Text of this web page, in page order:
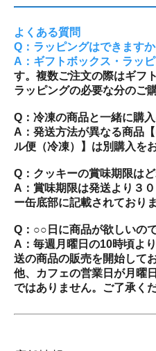
よくある質問
Q：ラッピングはできますか
A： ギフトボックス・ラッ
す。複数ご注文の際はギフ
ラッピングの必要な分のご
Q：冷凍の商品と一緒に購
A：発送方法が異なる商品
ル便（冷凍）】は別購入を
Q：クッキーの賞味期限は
A：賞味期限は発送より３
ー缶底部に記載されておりま
Q：○○日に商品が欲しいの
A：毎週月曜日の10時頃よ
送の商品の販売を開始して
他、カフェの営業日が月曜
ではありません。ご了承く